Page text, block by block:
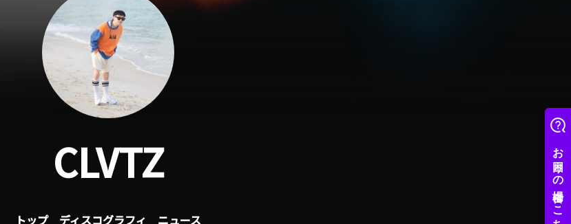
CLVTZ
トップ ディスコグラフィ ニュース